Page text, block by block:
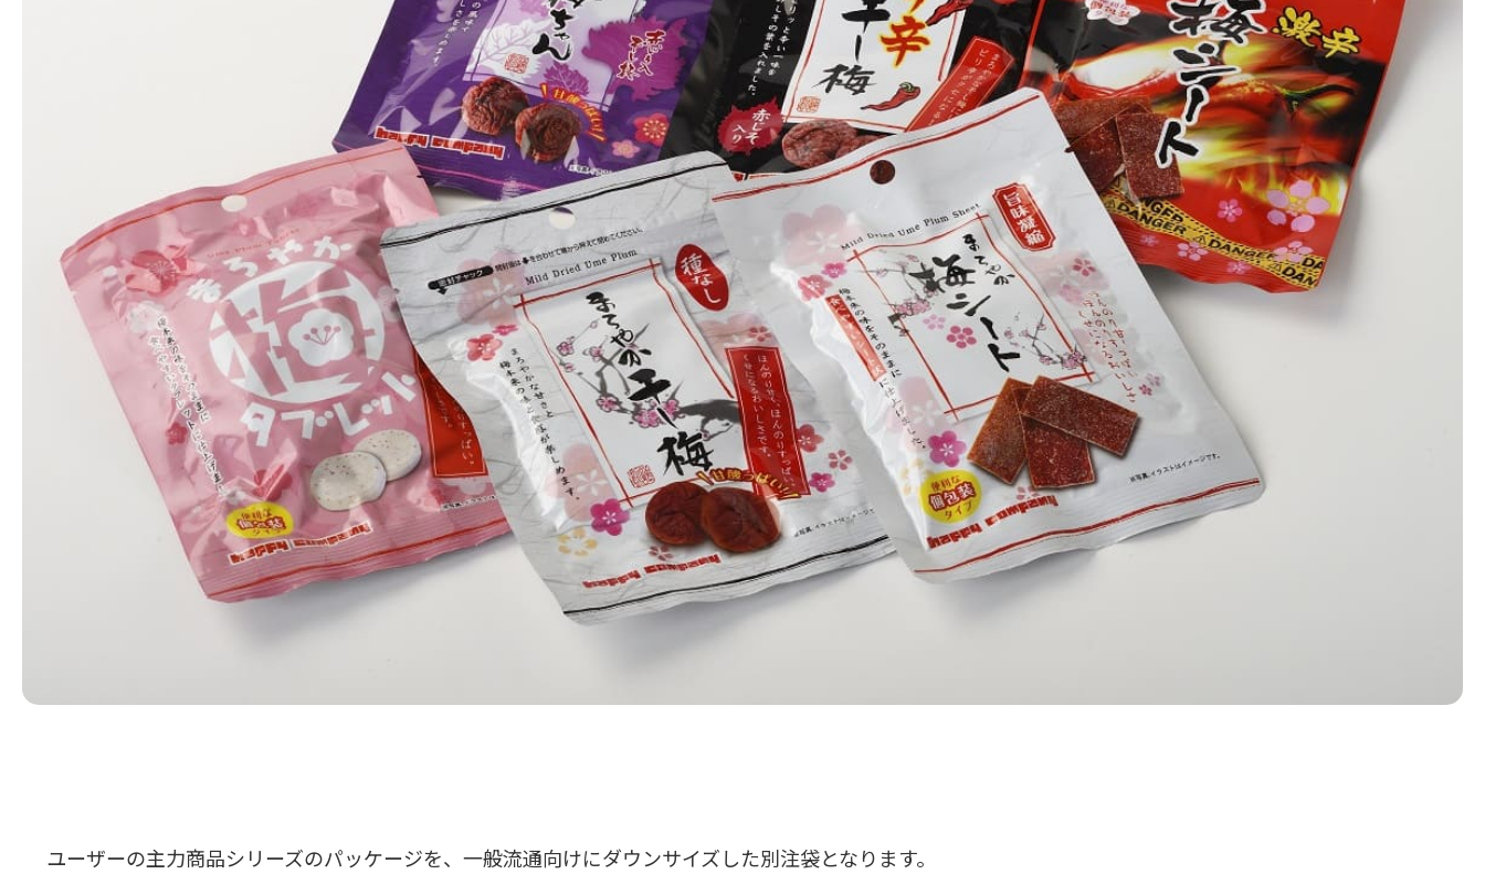
ユーザーの主力商品シリーズのパッケージを、一般流通向けにダウンサイズした別注袋となります。